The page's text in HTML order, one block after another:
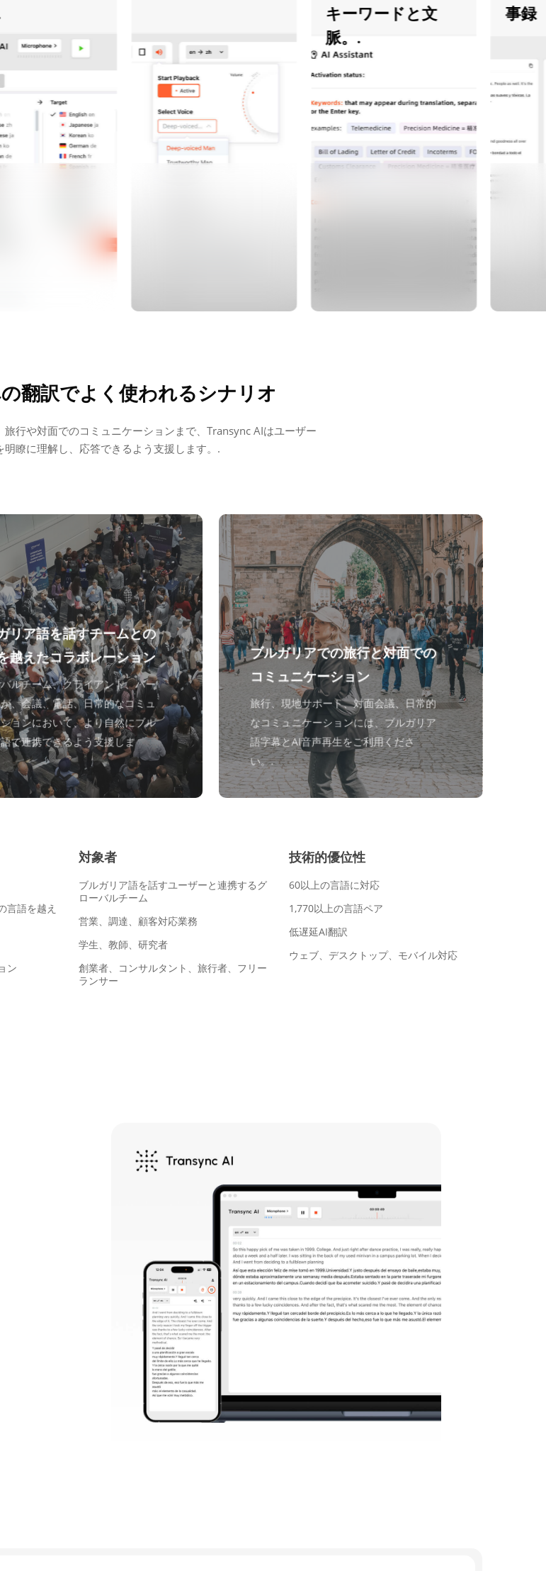
キーワードと文
脈。.
事録
翻訳でよく使われるシナリオ
行や対面でのコミュニケーションまで、Transync AIはユーザー
明瞭に理解し、応答できるよう支援します。.
リア語を話すチームとの
越えたコラボレーション
ルチーム、クライアント、パー
、会議、電話、日常的なコミュ
ョンにおいて、より自然にブル
で連携できるよう支援しま
ブルガリアでの旅行と対面での
コミュニケーション
旅行、現地サポート、対面会議、日常的
なコミュニケーションには、ブルガリア
語字幕とAI音声再生をご利用くださ
い。.
言語を越え
ン
対象者
ブルガリア語を話すユーザーと連携するグ
ローバルチーム
営業、調達、顧客対応業務
学生、教師、研究者
創業者、コンサルタント、旅行者、フリー
ランサー
技術的優位性
60以上の言語に対応
1,770以上の言語ペア
低遅延AI翻訳
ウェブ、デスクトップ、モバイル対応